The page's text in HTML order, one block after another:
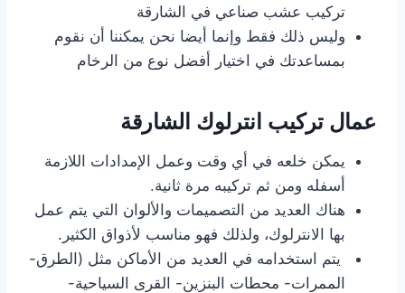
تركيب عشب صناعي في الشارقة
وليس ذلك فقط وإنما أيضا نحن يمكننا أن نقوم
بمساعدتك في اختيار أفضل نوع من الرخام
عمال تركيب انترلوك الشارقة
يمكن خلعه في أي وقت وعمل الإمدادات اللازمة
أسفله ومن ثم تركيبه مرة ثانية.
هناك العديد من التصميمات والألوان التي يتم عمل
بها الانترلوك، ولذلك فهو مناسب لأذواق الكثير.
يتم استخدامه في العديد من الأماكن مثل (الطرق-
الممرات- محطات البنزين- القرى السياحية-